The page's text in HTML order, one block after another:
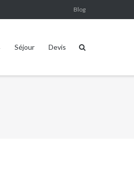
Blog
Séjour Devis